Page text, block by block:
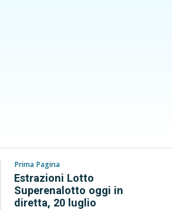
Prima Pagina
Estrazioni Lotto
Superenalotto oggi in
diretta, 20 luglio